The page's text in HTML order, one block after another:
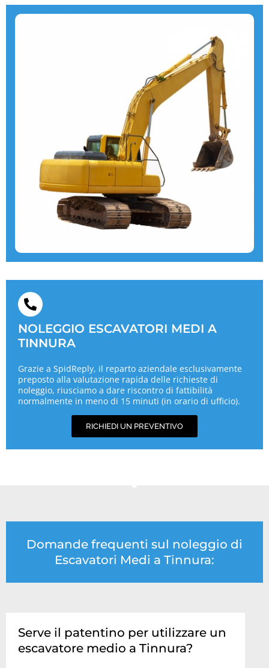
NOLEGGIO ESCAVATORI MEDI A
TINNURA
Grazie a SpidReply, il reparto aziendale esclusivamente
preposto alla valutazione rapida delle richieste di
noleggio, riusciamo a dare riscontro di fattibilità
normalmente in meno di 15 minuti (in orario di ufficio).
RICHIEDI UN PREVENTIVO
Domande frequenti sul noleggio di
Escavatori Medi a Tinnura:
Serve il patentino per utilizzare un
escavatore medio a Tinnura?